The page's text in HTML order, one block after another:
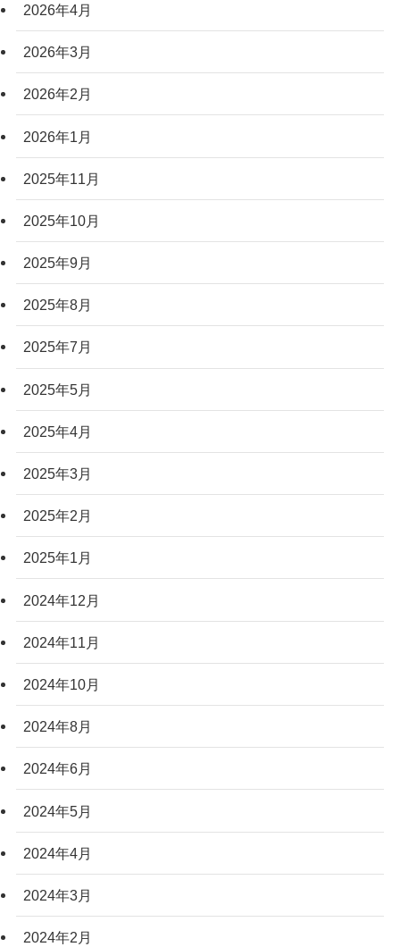
2026年4月
2026年3月
2026年2月
2026年1月
2025年11月
2025年10月
2025年9月
2025年8月
2025年7月
2025年5月
2025年4月
2025年3月
2025年2月
2025年1月
2024年12月
2024年11月
2024年10月
2024年8月
2024年6月
2024年5月
2024年4月
2024年3月
2024年2月